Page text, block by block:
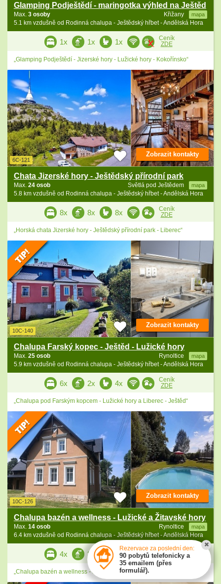
Glamping Podještědí - maringotka výhled na Ještěd
Křižany mapa
Max. 3 osoby
5.1 km vzdušně od Rodinná chalupa - Ještědský hřbet - Andělská Hora
1x 1x 1x
Ceník
ZDE
„Glamping Podještědí - Jizerské hory - Lužické hory - Kokořínsko“
6C-121
Chata Jizerské hory - Ještědský přírodní park
Světlá pod Ještědem mapa
Max. 24 osob
5.8 km vzdušně od Rodinná chalupa - Ještědský hřbet - Andělská Hora
Zobrazit kontakty
8x 8x 8x
Ceník
ZDE
„Horská chata Jizerské hory - Ještědský přírodní park - Liberec“
10C-140
Chalupa Farský kopec - Ještěd - Lužické hory
Rynoltice mapa
Max. 25 osob
5.9 km vzdušně od Rodinná chalupa - Ještědský hřbet - Andělská Hora
Zobrazit kontakty
6x 2x 4x
Ceník
ZDE
„Chalupa pod Farským kopcem - Lužické hory a Liberec - Ještěd“
10C-126
Chalupa bazén a wellness - Lužické a Žitavské hory
Rynoltice mapa
Max. 14 osob
6.4 km vzdušně od Rodinná chalupa - Ještědský hřbet - Andělská Hora
Zobrazit kontakty
4x 3x 3x
Ceník
ZDE
„Chalupa bazén a wellness - Ještěd - Lužické a Žitavské hory“
Rezervace za poslední den:
90 pobytů telefonicky a
35 emailem (přes
formulář).